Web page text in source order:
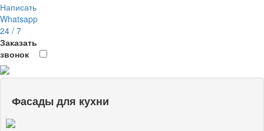
Написать
Whatsapp
24 / 7
Заказать
звонок
Фасады для кухни